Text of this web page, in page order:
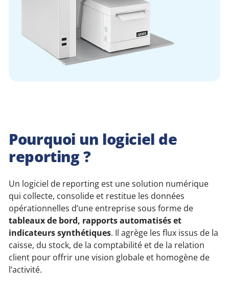
Pourquoi un logiciel de
reporting ?
Un logiciel de reporting est une solution numérique
qui collecte, consolide et restitue les données
opérationnelles d’une entreprise sous forme de
tableaux de bord, rapports automatisés et
indicateurs synthétiques. Il agrège les flux issus de la
caisse, du stock, de la comptabilité et de la relation
client pour offrir une vision globale et homogène de
l’activité.